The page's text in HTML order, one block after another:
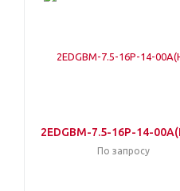
2EDGBM-7.5-16P-14-
По запросу